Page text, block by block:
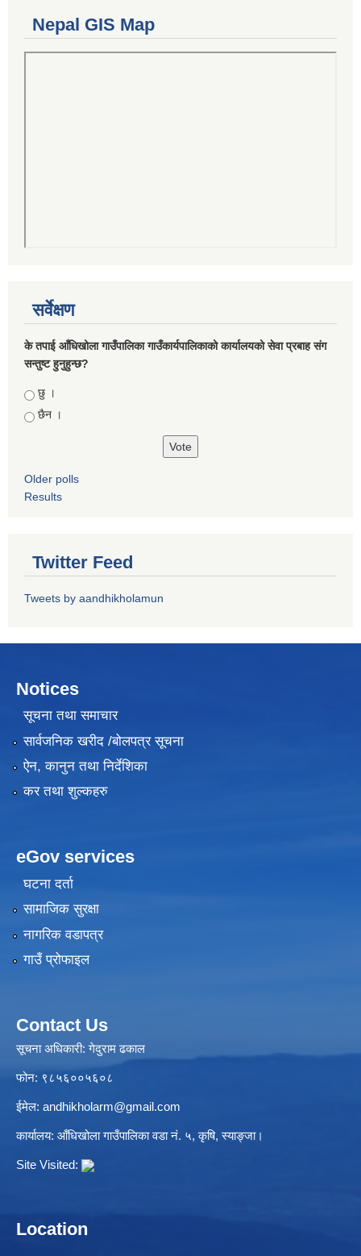
Nepal GIS Map
सर्वेक्षण
के तपाई आँधिखोला गाउँपालिका गाउँकार्यपालिकाको कार्यालयको सेवा प्रबाह संग
सन्तुष्ट हुनुहुन्छ?
Choices
छु ।
छैन ।
Older polls
Results
Twitter Feed
Tweets by aandhikholamun
Notices
सूचना तथा समाचार
सार्वजनिक खरीद /बोलपत्र सूचना
ऐन, कानुन तथा निर्देशिका
कर तथा शुल्कहरु
eGov services
घटना दर्ता
सामाजिक सुरक्षा
नागरिक वडापत्र
गाउँ प्रोफाइल
Contact Us
सूचना अधिकारी: गेदुराम ढकाल
फोन: ९८५६००५६०८
ईमेल: andhikholarm@gmail.com
कार्यालय: आँधिखोला गाउँपालिका वडा नं. ५, कृषि, स्याङ्जा।
Site Visited:
Location